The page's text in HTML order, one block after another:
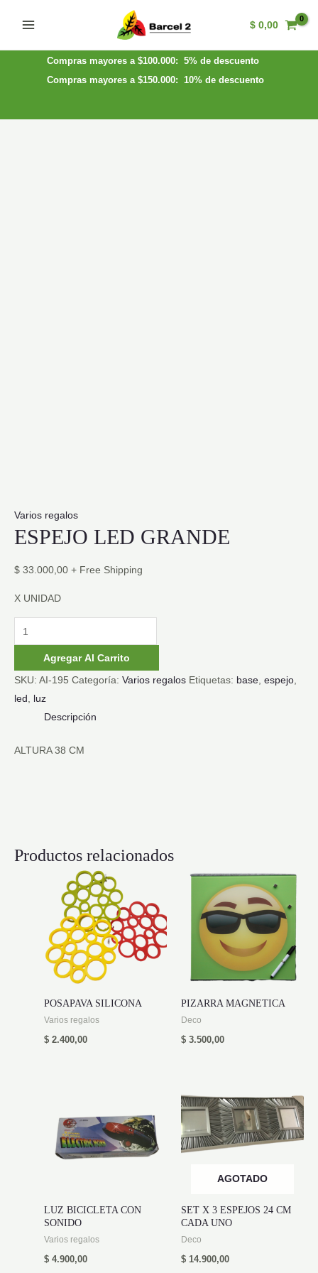
Menu
$ 0,00
Compras mayores a $100.000: 5% de descuento
Compras mayores a $150.000: 10% de descuento
Varios regalos
ESPEJO LED GRANDE
$ 33.000,00 + Free Shipping
X UNIDAD
ESPEJO
LED
GRANDE
cantidad
Agregar Al Carrito
SKU: AI-195 Categoría: Varios regalos Etiquetas: base espejo
led
luz
Descripción
ALTURA 38 CM
Productos relacionados
POSAPAVA SILICONA
Varios regalos
$ 2.400,00
PIZARRA MAGNETICA
Deco
$ 3.500,00
LUZ BICICLETA CON
SONIDO
Varios regalos
$ 4.900,00
AGOTADO
SET X 3 ESPEJOS 24 CM
CADA UNO
Deco
$ 14.900,00